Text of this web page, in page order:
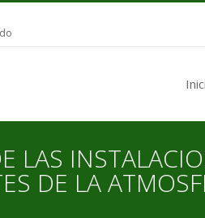
LAS
DE LA